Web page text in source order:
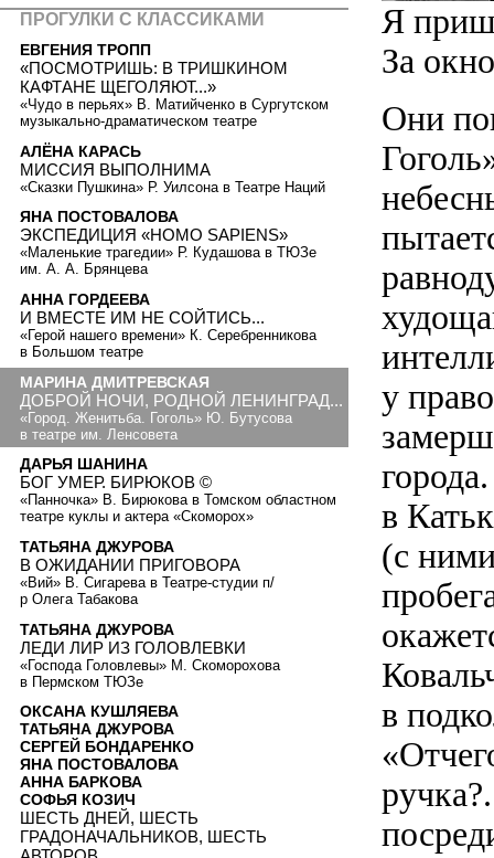
Я
За
Они
у
в
(с
в
ПРОГУЛКИ С КЛАССИКАМИ
ЕВГЕНИЯ ТРОПП
«ПОСМОТРИШЬ: В ТРИШКИНОМ
КАФТАНЕ ЩЕГОЛЯЮТ...»
«Чудо в перьях» В. Матийченко в Сургутском
музыкально-драматическом театре
АЛЁНА КАРАСЬ
МИССИЯ ВЫПОЛНИМА
«Сказки Пушкина» Р. Уилсона в Театре Наций
ЯНА ПОСТОВАЛОВА
ЭКСПЕДИЦИЯ «HOMO SAPIENS»
«Маленькие трагедии» Р. Кудашова в ТЮЗе
им. А. А. Брянцева
АННА ГОРДЕЕВА
И ВМЕСТЕ ИМ НЕ СОЙТИСЬ...
«Герой нашего времени» К. Серебренникова
в Большом театре
МАРИНА ДМИТРЕВСКАЯ
ДОБРОЙ НОЧИ, РОДНОЙ ЛЕНИНГРАД...
«Город. Женитьба. Гоголь» Ю. Бутусова
в театре им. Ленсовета
ДАРЬЯ ШАНИНА
БОГ УМЕР. БИРЮКОВ ©
«Панночка» В. Бирюкова в Томском областном
театре куклы и актера «Скоморох»
ТАТЬЯНА ДЖУРОВА
В ОЖИДАНИИ ПРИГОВОРА
«Вий» В. Сигарева в Театре-студии п/
р Олега Табакова
ТАТЬЯНА ДЖУРОВА
ЛЕДИ ЛИР ИЗ ГОЛОВЛЕВКИ
«Господа Головлевы» М. Скоморохова
в Пермском ТЮЗе
ОКСАНА КУШЛЯЕВА
ТАТЬЯНА ДЖУРОВА
СЕРГЕЙ БОНДАРЕНКО
ЯНА ПОСТОВАЛОВА
АННА БАРКОВА
СОФЬЯ КОЗИЧ
ШЕСТЬ ДНЕЙ, ШЕСТЬ
ГРАДОНАЧАЛЬНИКОВ, ШЕСТЬ